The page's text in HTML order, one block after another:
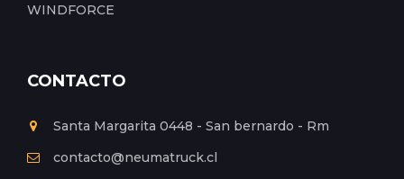
WINDFORCE
CONTACTO
Santa Margarita 0448 - San bernardo - Rm
contacto@neumatruck.cl